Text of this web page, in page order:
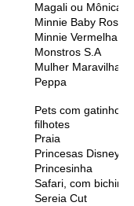
Magali ou Mônica
Minnie Baby Rosa
Minnie Vermelha
Monstros S.A
Mulher Maravilha
Peppa
Pets com
filhotes
Praia
Princesas Disney
Princesinha
Safari, com
Sereia Cut